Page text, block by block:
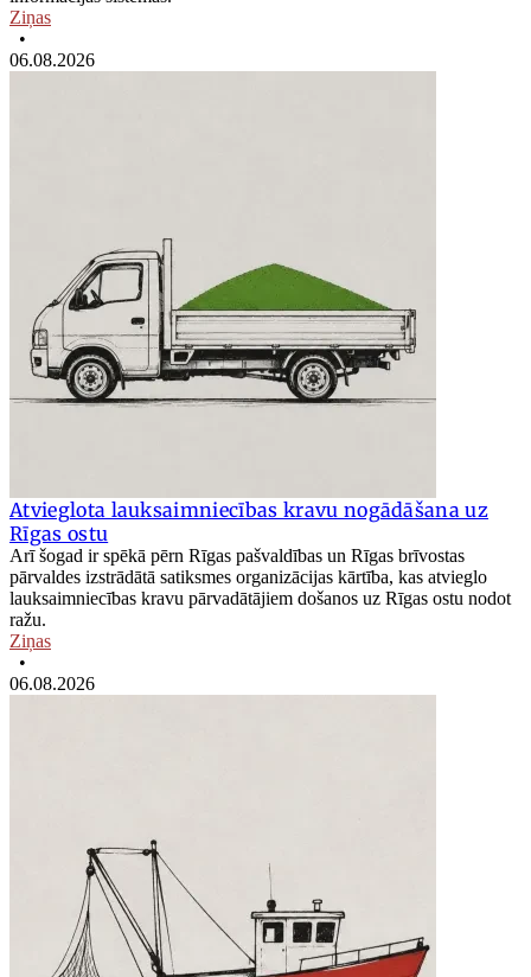
Ziņas
•
06.08.2026
Atvieglota lauksaimniecības kravu nogādāšana uz
Rīgas ostu
Arī šogad ir spēkā pērn Rīgas pašvaldības un Rīgas brīvostas
pārvaldes izstrādātā satiksmes organizācijas kārtība, kas atvieglo
lauksaimniecības kravu pārvadātājiem došanos uz Rīgas ostu nodot
ražu.
Ziņas
•
06.08.2026